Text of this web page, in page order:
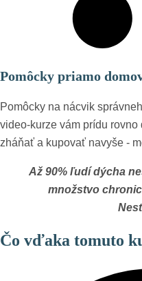
Pomôcky priamo
Pomôcky na nácvik
video-kurze vám prídu
zháňať a kupovať navyše -
Až 90% ľudí dýcha
množstvo
Čo vďaka tomuto